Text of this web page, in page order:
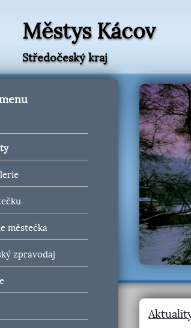
Městys Kácov
Středočeský kraj
městečka
zpravodaj